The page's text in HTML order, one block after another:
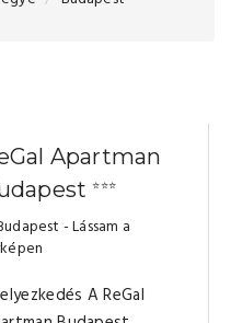
Apartman
⭐⭐⭐
- Lássam a
A ReGal